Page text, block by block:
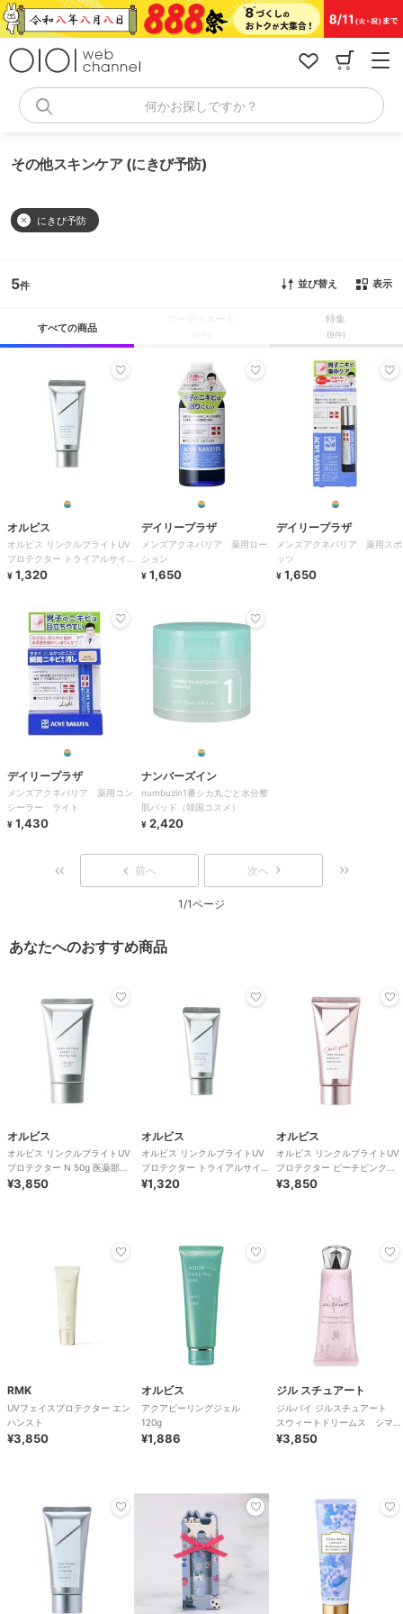
コ
ン
何かお探しですか？
その他スキンケア (にきび予防)
にきび予防
5 並び替え 表示
すべての商品
(0件)
特集
(9件)
オルビス
オルビス リンクルブライトUV
プロテクター トライアルサイ
ズ 15g 医薬部外品 （顔用日焼
¥ 1,320
デイリープラザ
メンズアクネバリア 薬用ロー
ション
¥ 1,650
デイリープラザ
メンズアクネバリア 薬用スポ
ッツ
¥ 1,650
デイリープラザ
メンズアクネバリア 薬用コン
シーラー ライト
¥ 1,430
ナンバーズイン
numbuzin1番シカ丸ごと水分整
肌パッド（韓国コスメ）
¥ 2,420
前へ 次へ
1/1ページ
あなたへのおすすめ商品
オルビス
オルビス リンクルブライトUV
プロテクター N 50g 医薬部外
品（顔用日焼け止め）
¥3,850
オルビス
オルビス リンクルブライトUV
プロテクター トライアルサイ
ズ 15g 医薬部外品 （顔用日焼
¥1,320
オルビス
オルビス リンクルブライトUV
プロテクター ピーチピンク
50g 医薬部外品 （顔用日焼け
¥3,850
RMK
UVフェイスプロテクター エン
ハンスト
¥3,850
オルビス
アクアピーリングジェル
120g
¥1,886
ジル スチュアート
ジルバイ ジルスチュアート
スウィートドリームス シマリ
ング UVプロテクター＜限定
¥3,850